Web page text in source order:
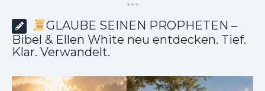
***
GLAUBE SEINEN PROPHETEN –
Bibel & Ellen White neu entdecken. Tief.
Klar. Verwandelt.